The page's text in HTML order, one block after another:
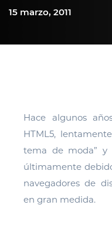
15 marzo, 2011
Hace algunos
HTML5,
tema de moda” y
últimamente
navegadores de
en gran medida.